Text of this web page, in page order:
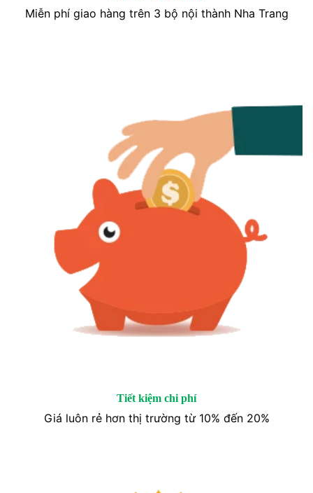
Miễn phí giao hàng trên 3 bộ nội thành Nha Trang
Tiết kiệm chi phí
Giá luôn rẻ hơn thị trường từ 10% đến 20%